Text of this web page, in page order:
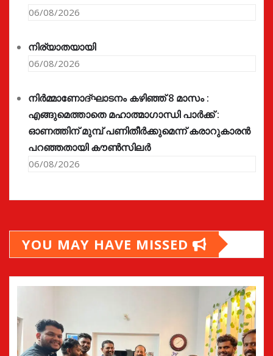
06/08/2026
നിര്യാതയായി
06/08/2026
നിർമ്മാണോദ്ഘാടനം കഴിഞ്ഞ് 8 മാസം :
എങ്ങുമെത്താതെ മഹാത്മാഗാന്ധി പാർക്ക് :
ഓണത്തിന് മുമ്പ് പണിതീർക്കുമെന്ന് കരാറുകാരൻ
പറഞ്ഞതായി കൗൺസിലർ
06/08/2026
YOU MAY HAVE MISSED